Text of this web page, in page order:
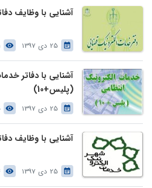
آشنایی با وظایف
25 دی 1397
آشنایی با دفاتر
(پلیس+10)
25 دی 1397
آشنایی با وظایف
25 دی 1397